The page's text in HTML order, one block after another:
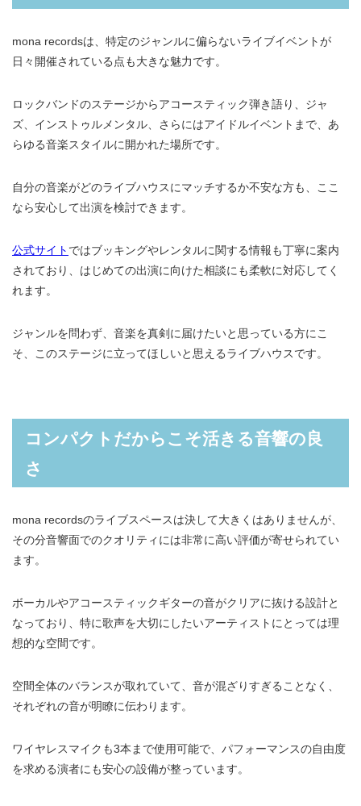
mona recordsは、特定のジャンルに偏らないライブイベントが
日々開催されている点も大きな魅力です。
ロックバンドのステージからアコースティック弾き語り、ジャ
ズ、インストゥルメンタル、さらにはアイドルイベントまで、あ
らゆる音楽スタイルに開かれた場所です。
自分の音楽がどのライブハウスにマッチするか不安な方も、ここ
なら安心して出演を検討できます。
公式サイト ではブッキングやレンタルに関する情報も丁寧に案内
されており、はじめての出演に向けた相談にも柔軟に対応してく
れます。
ジャンルを問わず、音楽を真剣に届けたいと思っている方にこ
そ、このステージに立ってほしいと思えるライブハウスです。
コンパクトだからこそ活きる音響の良
さ
mona recordsのライブスペースは決して大きくはありませんが、
その分音響面でのクオリティには非常に高い評価が寄せられてい
ます。
ボーカルやアコースティックギターの音がクリアに抜ける設計と
なっており、特に歌声を大切にしたいアーティストにとっては理
想的な空間です。
空間全体のバランスが取れていて、音が混ざりすぎることなく、
それぞれの音が明瞭に伝わります。
ワイヤレスマイクも3本まで使用可能で、パフォーマンスの自由度
を求める演者にも安心の設備が整っています。